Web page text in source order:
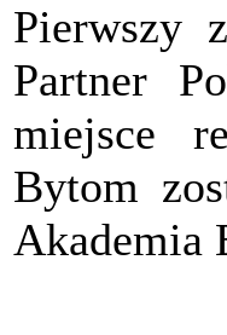
Pierwszy
Partner
miejsce
Bytom
Akademia